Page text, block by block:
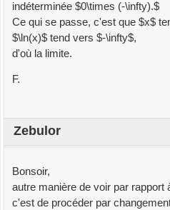
indéterminée $0\times (-\infty).$
Ce qui se passe, c'est que $x$
$\ln(x)$ tend vers $-\infty$,
d'où la limite.
F.
Zebulor
Bonsoir,
autre manière de voir par rapport
c'est de procéder par